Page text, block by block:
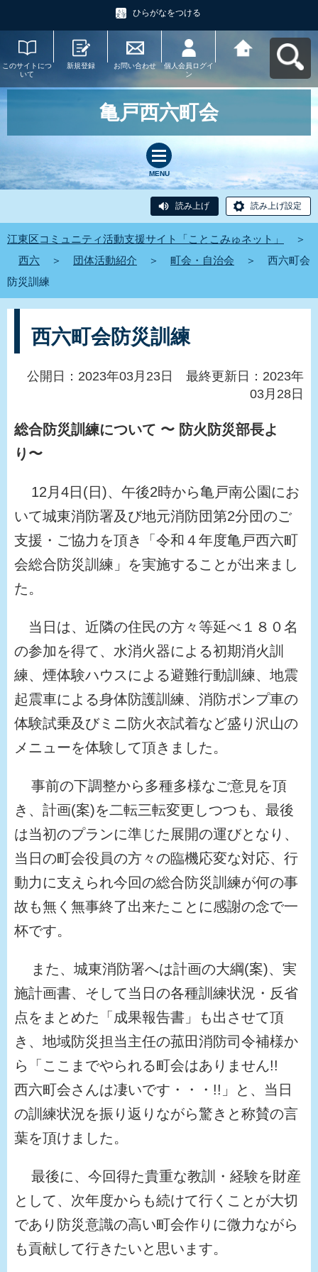
ひらがなをつける
このサイトにつ
いて
新規登録 お問い合わせ
個人会員ログイ
ン
イト「ことこみ
ゅネット」へ戻
亀戸西六町会
MENU
読み上げ 読み上げ設定
江東区コミュニティ活動支援サイト「ことこみゅネット」
＞
西六
＞ 団体活動紹介 ＞ 町会・自治会 ＞
西六町会
防災訓練
西六町会防災訓練
公開日：2023年03月23日 最終更新日：2023年
03月28日
総合防災訓練について 〜 防火防災部長よ
り〜
12月4日(日)、午後2時から亀戸南公園にお
いて城東消防署及び地元消防団第2分団のご
支援・ご協力を頂き「令和４年度亀戸西六町
会総合防災訓練」を実施することが出来まし
た。
当日は、近隣の住民の方々等延べ１８０名
の参加を得て、水消火器による初期消火訓
練、煙体験ハウスによる避難行動訓練、地震
起震車による身体防護訓練、消防ポンプ車の
体験試乗及びミニ防火衣試着など盛り沢山の
メニューを体験して頂きました。
事前の下調整から多種多様なご意見を頂
き、計画(案)を二転三転変更しつつも、最後
は当初のプランに準じた展開の運びとなり、
当日の町会役員の方々の臨機応変な対応、行
動力に支えられ今回の総合防災訓練が何の事
故も無く無事終了出来たことに感謝の念で一
杯です。
また、城東消防署へは計画の大綱(案)、実
施計画書、そして当日の各種訓練状況・反省
点をまとめた「成果報告書」も出させて頂
き、地域防災担当主任の菰田消防司令補様か
ら「ここまでやられる町会はありません!!
西六町会さんは凄いです・・・!!」と、当日
の訓練状況を振り返りながら驚きと称賛の言
葉を頂けました。
最後に、今回得た貴重な教訓・経験を財産
として、次年度からも続けて行くことが大切
であり防災意識の高い町会作りに微力ながら
も貢献して行きたいと思います。